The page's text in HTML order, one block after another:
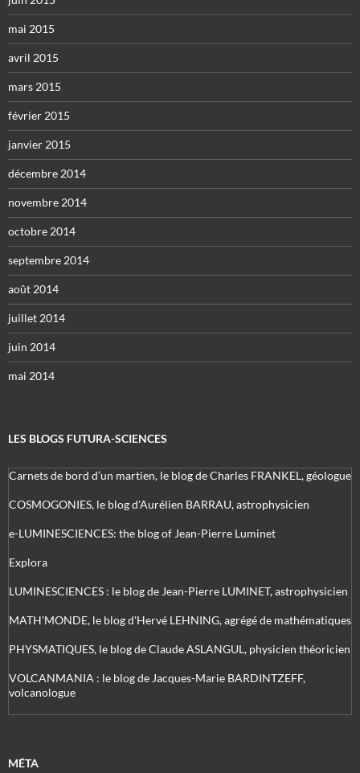
mai 2015
avril 2015
mars 2015
février 2015
janvier 2015
décembre 2014
novembre 2014
octobre 2014
septembre 2014
août 2014
juillet 2014
juin 2014
mai 2014
LES BLOGS FUTURA-SCIENCES
Carnets de bord d’un martien, le blog de Charles FRANKEL, géologue
COSMOGONIES, le blog d'Aurélien BARRAU, astrophysicien
e-LUMINESCIENCES: the blog of Jean-Pierre Luminet
Explora
LUMINESCIENCES : le blog de Jean-Pierre LUMINET, astrophysicien
MATH'MONDE, le blog d'Hervé LEHNING, agrégé de mathématiques
PHYSMATIQUES, le blog de Claude ASLANGUL, physicien théoricien
VOLCANMANIA : le blog de Jacques-Marie BARDINTZEFF,
volcanologue
MÉTA